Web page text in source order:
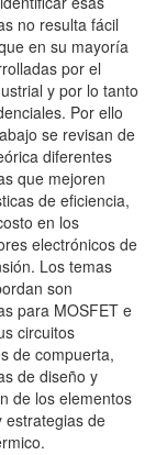
no resulta fácil
en su mayoría
por el
y por lo tanto
Por ello
se revisan de
diferentes
que mejoren
de eficiencia,
en los
electrónicos de
Los temas
son
para MOSFET e
circuitos
de compuerta,
de diseño y
de los elementos
estrategias de